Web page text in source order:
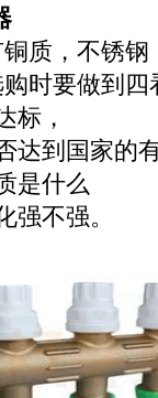
质，不锈
时要做到四
标，
达到国家的
是什么
强不强。